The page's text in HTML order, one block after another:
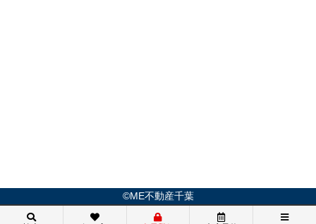
©ME不動産千葉